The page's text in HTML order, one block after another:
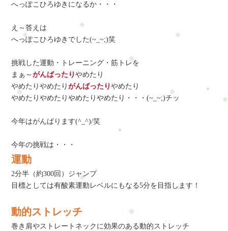
へっぽこひろゆきになるか・・・
え～答えは
へっぽこひろゆきでした(~_~;)笑
挑戦した運動・トレーニング・筋トレを
まぁ～がんばったりやめたり
やめたりやめたりがんばったりやめたり
やめたりやめたりやめたりやめたり・・・(~_~;)チッ
今年はがんばります(^_^)/笑
今年の挑戦は・・・
運動
2分半（約300回）ジャンプ
目標としては有酸素運動レベルにもなる5分を目指します！
動的ストレッチ
巻き肩やストレートネックに効果のある動的ストレッチ